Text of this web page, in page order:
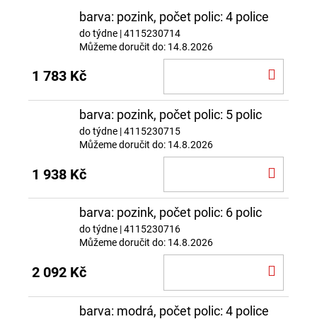
barva: pozink, počet polic: 4 police
do týdne | 4115230714
Můžeme doručit do: 14.8.2026
1 783 Kč
barva: pozink, počet polic: 5 polic
do týdne | 4115230715
Můžeme doručit do: 14.8.2026
1 938 Kč
barva: pozink, počet polic: 6 polic
do týdne | 4115230716
Můžeme doručit do: 14.8.2026
2 092 Kč
barva: modrá, počet polic: 4 police